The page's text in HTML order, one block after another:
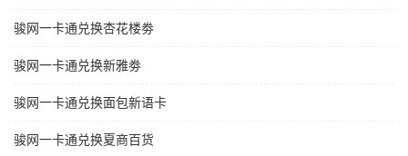
骏网一卡通兑换杏花楼劵
骏网一卡通兑换新雅劵
骏网一卡通兑换面包新语卡
骏网一卡通兑换夏商百货